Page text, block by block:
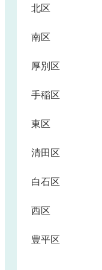
北区
南区
厚別区
手稲区
東区
清田区
白石区
西区
豊平区